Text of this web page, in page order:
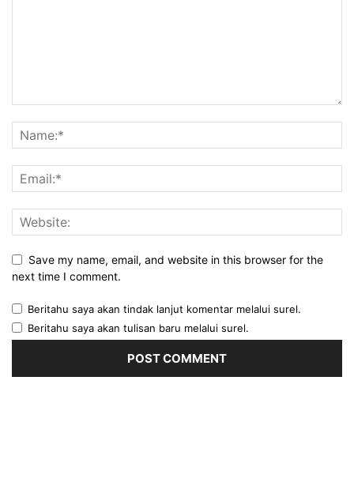
Save my name, email, and website in this browser for the
next time I comment.
Beritahu saya akan tindak lanjut komentar melalui surel.
Beritahu saya akan tulisan baru melalui surel.